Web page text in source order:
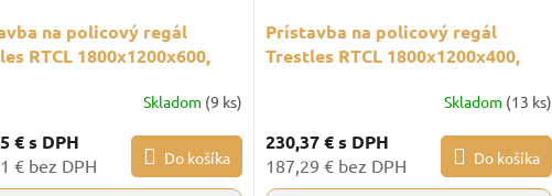
na policový regál
RTCL 1800x1200x600,
Skladom (9 ks)
€s DPH
€ bez DPH Do košíka
Prístavba na policový regál
Trestles RTCL 1800x1200x400,
Skladom (13 ks)
230,37 €s DPH
187,29 € bez DPH Do košíka